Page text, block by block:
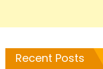
Recent Posts